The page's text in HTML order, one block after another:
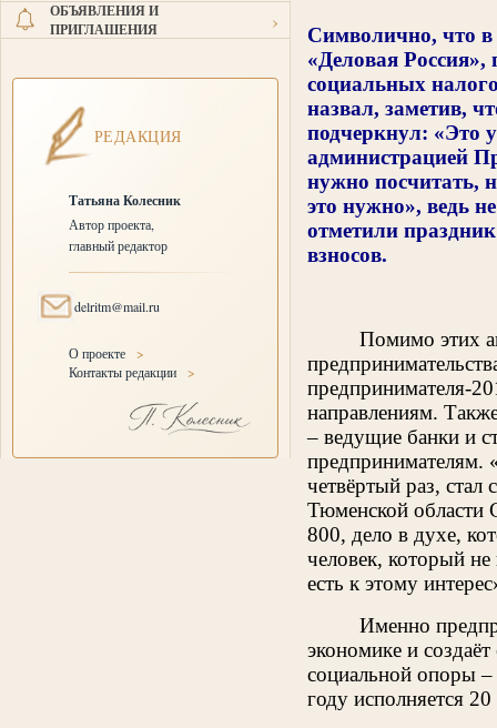
ОБЪЯВЛЕНИЯ И
ПРИГЛАШЕНИЯ
›
РЕДАКЦИЯ
Татьяна Колесник
Автор проекта,
главный редактор
delritm@mail.ru
О проекте
>
Контакты редакции
>
Символично, что в
«Деловая Россия»,
социальных
назвал, заметив,
подчеркнул: «Это
администрацией
нужно посчитать,
это нужно», ведь
отметили
взносов.
Помимо этих
предпринимателя-
направлениям.
– ведущие банки и
предпринимателям.
четвёртый раз, стал
Тюменской области
800, дело в духе,
человек, который
есть к этому
Именно
экономике и
социальной опоры
году исполняется 20